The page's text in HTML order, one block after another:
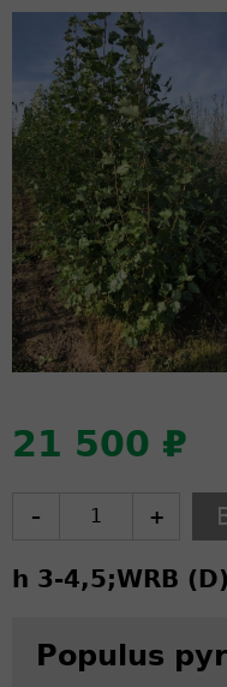
21 500 ₽
– +
h 3-4,5;WRB (D)
Populus